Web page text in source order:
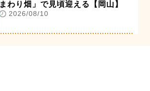
まわり畑」で見頃迎える【岡山】
2026/08/10